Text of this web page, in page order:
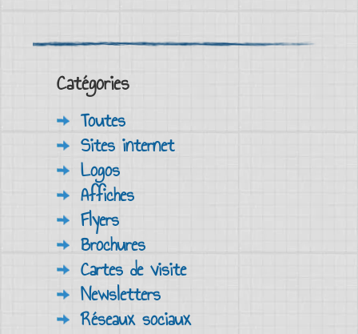
Catégories
Toutes
Sites internet
Logos
Affiches
Flyers
Brochures
Cartes de visite
Newsletters
Réseaux sociaux